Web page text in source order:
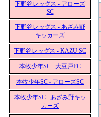
下野谷レッグス - アローズ
SC
下野谷レッグス - あざみ野
キッカーズ
下野谷レッグス - KAZU SC
本牧少年SC - 大豆戸FC
本牧少年SC - アローズSC
本牧少年SC - あざみ野キッ
カーズ